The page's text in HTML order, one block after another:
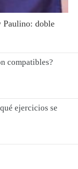
doble
compatibles?
ejercicios se